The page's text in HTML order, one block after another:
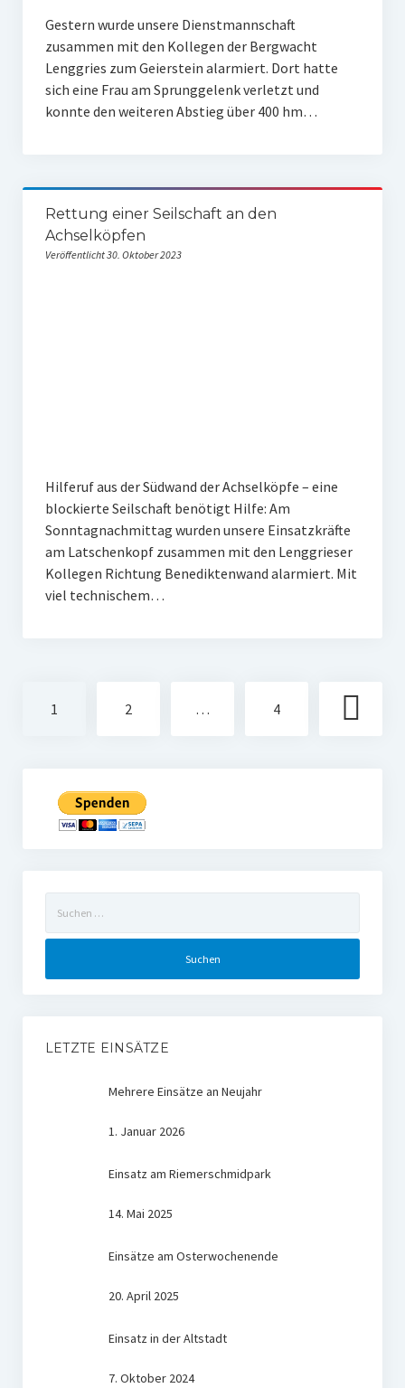
Gestern wurde unsere Dienstmannschaft
zusammen mit den Kollegen der Bergwacht
Lenggries zum Geierstein alarmiert. Dort hatte
sich eine Frau am Sprunggelenk verletzt und
konnte den weiteren Abstieg über 400 hm…
Rettung einer Seilschaft an den
Achselköpfen
Veröffentlicht 30. Oktober 2023
Hilferuf aus der Südwand der Achselköpfe – eine
blockierte Seilschaft benötigt Hilfe: Am
Sonntagnachmittag wurden unsere Einsatzkräfte
am Latschenkopf zusammen mit den Lenggrieser
Kollegen Richtung Benediktenwand alarmiert. Mit
viel technischem…
1 2 … 4
nach:
LETZTE EINSÄTZE
Mehrere Einsätze an Neujahr
1. Januar 2026
Einsatz am Riemerschmidpark
14. Mai 2025
Einsätze am Osterwochenende
20. April 2025
Einsatz in der Altstadt
7. Oktober 2024